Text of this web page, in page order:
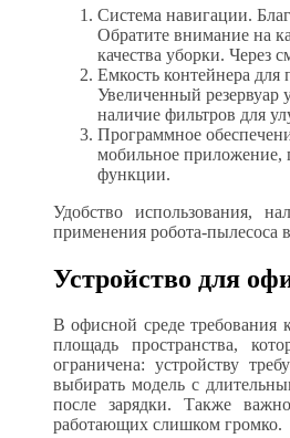
Система навигации.
Обратите внимание на
качества уборки. Через
Емкость контейнера для
Увеличенный
наличие фильтров для
Программное
мобильное приложение,
функции.
Удобство использования,
применения робота-пылесоса
Устройство для
В офисной среде требования
площадь пространства,
ограничена: устройству
выбирать модель с
после зарядки. Также
работающих слишком громко.